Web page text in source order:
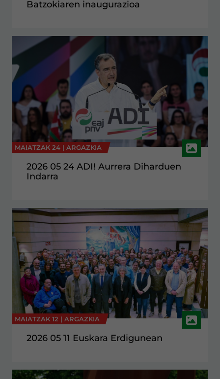
Batzokiaren inaugurazioa
MAIATZAK 24 | ARGAZKIA
2026 05 24 ADI! Aurrera Diharduen
Indarra
MAIATZAK 12 | ARGAZKIA
2026 05 11 Euskara Erdigunean